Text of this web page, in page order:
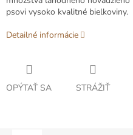
psovi vysoko kvalitné bielkoviny.
Detailné informácie
OPÝTAŤ SA STRÁŽIŤ